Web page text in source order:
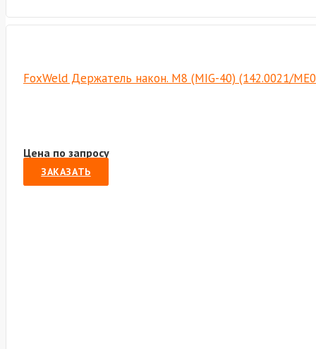
FoxWeld Держатель након. M8 (MIG-40) (142.0021/
Цена по запросу
ЗАКАЗАТЬ